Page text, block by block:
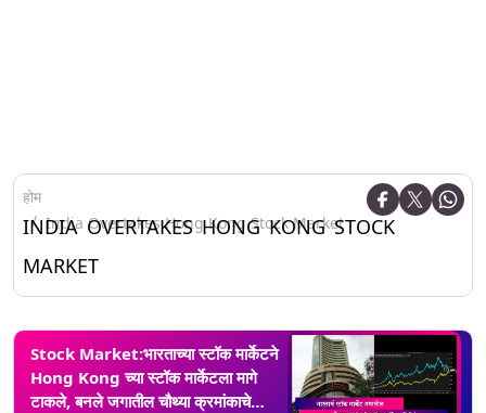
होम
India Overtakes Hong Kong Stock Market
INDIA OVERTAKES HONG KONG STOCK
MARKET
Stock Market:भारताच्या स्टॉक मार्केटने
Hong Kong च्या स्टॉक मार्केटला मागे
टाकले, बनले जगातील चौथ्या क्रमांकाचे